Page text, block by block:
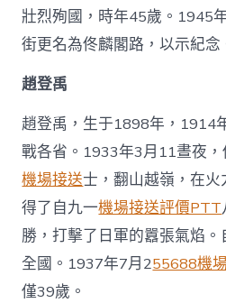
壯烈殉國，時年45歲。1945
街更名為佟麟閣路，以示紀念
趙登禹
趙登禹，生于1898年，1914
戰各省。1933年3月11晝夜
機場接送士，翻山越嶺，在
得了自九一機場接送評價PTT
勝，打擊了日軍的囂張氣焰。
全國。1937年7月255688機
僅39歲。